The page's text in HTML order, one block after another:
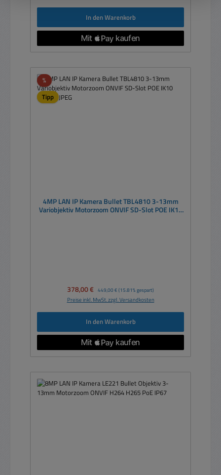
In den Warenkorb
%Rabatt
Tipp
4MP LAN IP Kamera Bullet TBL4810 3-13mm
Variobjektiv Motorzoom ONVIF SD-Slot POE IK10
Verkaufspreis:
378,00 € Regulärer Preis:
449,00 € (15.81% gespart)
Preise inkl. MwSt. zzgl. Versandkosten
In den Warenkorb